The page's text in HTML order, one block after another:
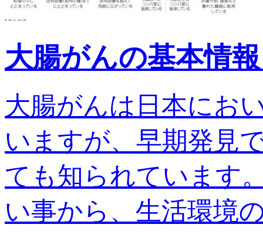
大腸がんの基本情
大腸がんは日本にお
いますが、早期発見
ても知られています
い事から、生活環境